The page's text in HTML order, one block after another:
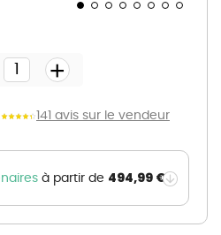
141 avis sur le vendeur
+
à partir de 494,99 €